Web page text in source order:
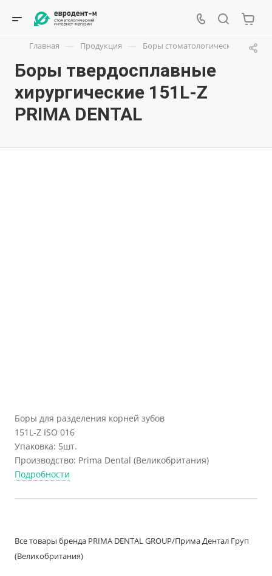
Главная — Продукция — Боры стоматологические —
Боры твердосплавные
хирургические 151L-Z
PRIMA DENTAL
Боры для разделения корней зубов
151L-Z ISO 016
Упаковка: 5шт.
Производство: Prima Dental (Великобритания)
Подробности
Все товары бренда PRIMA DENTAL GROUP/Прима Дентал Груп
(Великобритания)